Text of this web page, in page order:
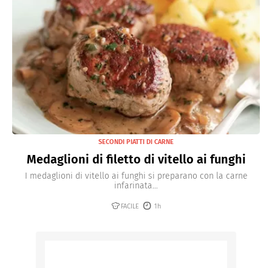
SECONDI PIATTI DI CARNE
Medaglioni di filetto di vitello ai funghi
I medaglioni di vitello ai funghi si preparano con la carne
infarinata...
FACILE 1h